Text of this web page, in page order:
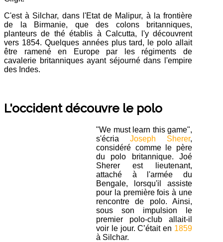
C'est à Silchar, dans l'Etat de Malipur, à la frontière
de la Birmanie, que des colons britanniques,
planteurs de thé établis à Calcutta, l'y découvrent
vers 1854. Quelques années plus tard, le polo allait
être ramené en Europe par les régiments de
cavalerie britanniques ayant séjourné dans l'empire
des Indes.
L'occident découvre le polo
"We must learn this game",
s'écria Joseph Sherer,
considéré comme le père
du polo britannique. Joé
Sherer est lieutenant,
attaché à l'armée du
Bengale, lorsqu'il assiste
pour la première fois à une
rencontre de polo. Ainsi,
sous son impulsion le
premier polo-club allait-il
voir le jour. C’était en 1859
à Silchar.